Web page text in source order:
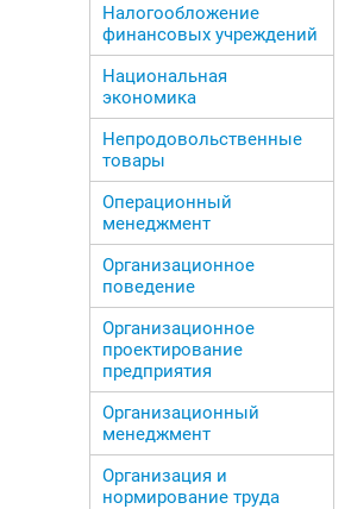
Налогообложение
финансовых учреждений
Национальная
экономика
Непродовольственные
товары
Операционный
менеджмент
Организационное
поведение
Организационное
проектирование
предприятия
Организационный
менеджмент
Организация и
нормирование труда